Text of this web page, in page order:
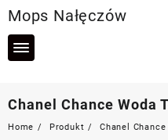
to
content
Mops Nałęczów
Chanel Chance Woda
Home Produkt Chanel